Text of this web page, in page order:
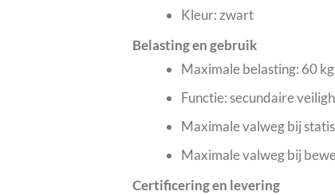
Kleur: zwart
Belasting en gebruik
Maximale belasting: 60 kg
Functie: secundaire
Maximale valweg bij
Maximale valweg bij
Certificering en levering